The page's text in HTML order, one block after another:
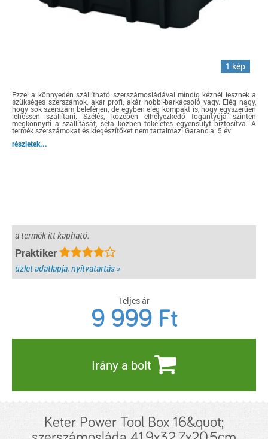
1 kép
Ezzel a könnyedén szállítható szerszámosládával mindig kéznél lesznek a
szükséges szerszámok, akár profi, akár hobbi-barkácsoló vagy. Elég nagy,
hogy sok szerszám beleférjen, de egyben elég kompakt is, hogy egyszerűen
lehessen szállítani. Széles, középen elhelyezkedő fogantyúja szintén
megkönnyíti a szállítását, séta közben tökéletes egyensúlyt biztosítva. A
termék szerszámokat és kiegészítőket nem tartalmaz! Garancia: 5 év
részletek...
a termék itt kapható:
Praktiker
üzlet adatlapja, nyitvatartás »
Teljes ár
9 999 Ft
Irány a bolt
Keter Power Tool Box 16&quot;